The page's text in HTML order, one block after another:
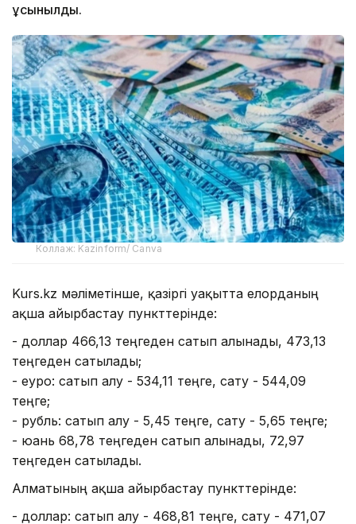
ұсынылды.
Коллаж: Kazinform/ Canva
Kurs.kz мәліметінше, қазіргі уақытта елорданың
ақша айырбастау пункттерінде:
- доллар 466,13 теңгеден сатып алынады, 473,13
теңгеден сатылады;
- еуро: сатып алу - 534,11 теңге, сату - 544,09
теңге;
- рубль: сатып алу - 5,45 теңге, сату - 5,65 теңге;
- юань 68,78 теңгеден сатып алынады, 72,97
теңгеден сатылады.
Алматының ақша айырбастау пункттерінде:
- доллар: сатып алу - 468,81 теңге, сату - 471,07